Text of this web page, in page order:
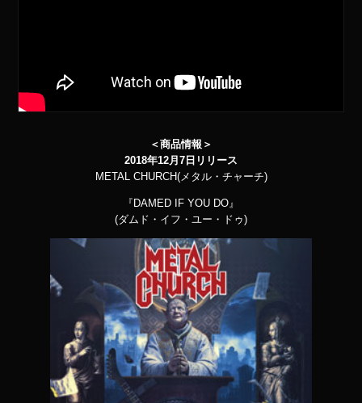
＜商品情報＞
2018年12月7日リリース
METAL CHURCH(メタル・チャーチ)
『DAMED IF YOU DO』
(ダムド・イフ・ユー・ドゥ)